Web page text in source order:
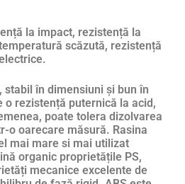
la impact, rezistență la
scăzută, rezistență
stabil în dimensiuni și bun în
o rezistență puternică la acid,
poate tolera dizolvarea
o oarecare măsură. Rasina
mai mare si mai utilizat
organic proprietățile PS,
mecanice excelente de